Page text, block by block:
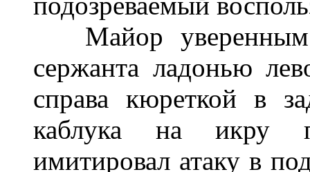
Майор
сержанта ладонью
справа кюреткой в
каблука на икру
имитировал атаку в